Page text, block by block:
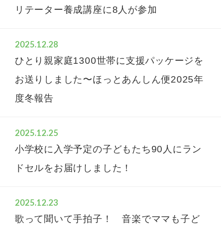
リテーター養成講座に8人が参加
2025.12.28
ひとり親家庭1300世帯に支援パッケージを
お送りしました〜ほっとあんしん便2025年
度冬報告
2025.12.25
小学校に入学予定の子どもたち90人にラン
ドセルをお届けしました！
2025.12.23
歌って聞いて手拍子！ 音楽でママも子ど